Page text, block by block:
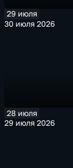
29 июля
30 июля 2026
28 июля
29 июля 2026